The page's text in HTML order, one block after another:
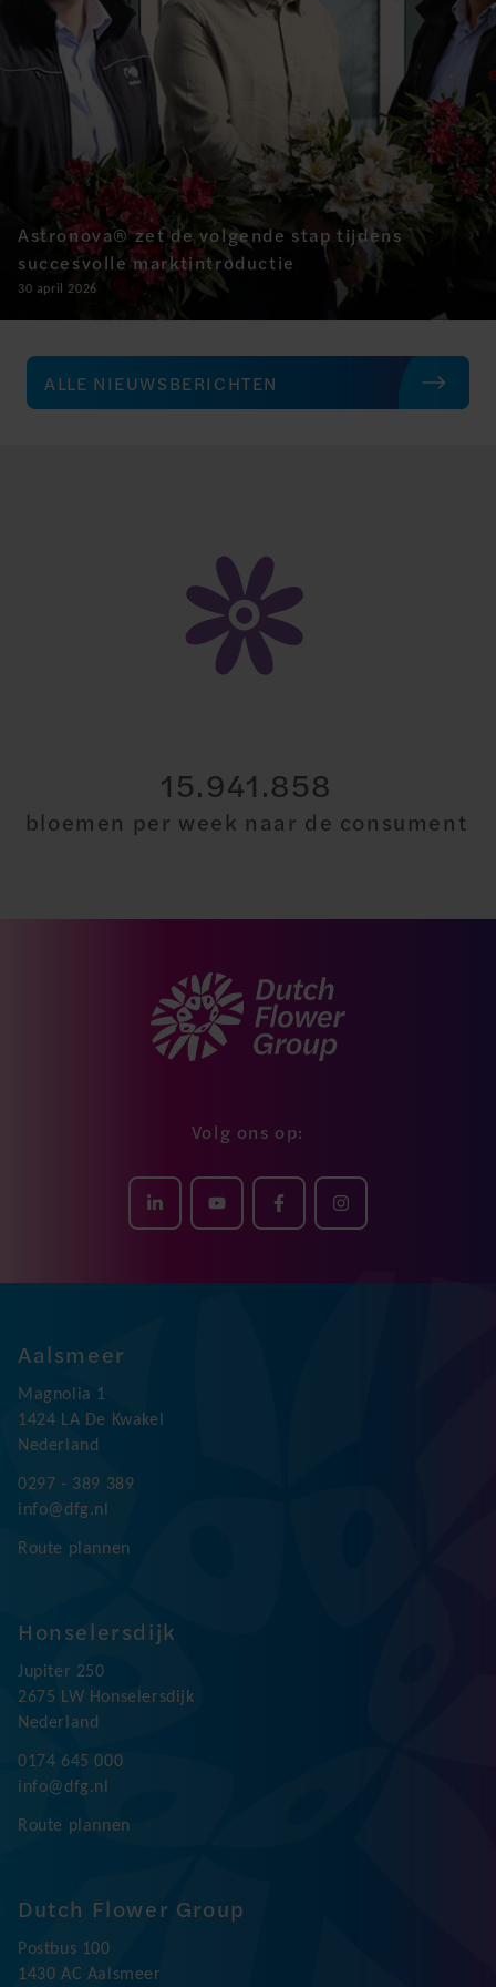
Astronova® zet de volgende stap tijdens
succesvolle marktintroductie
30 april 2026
ALLE NIEUWSBERICHTEN
30.000.000
bloemen per week naar de consument
Volg ons op:
Aalsmeer
Magnolia 1
1424 LA De Kwakel
Nederland
0297 - 389 389
info@dfg.nl
Route plannen
Honselersdijk
Jupiter 250
2675 LW Honselersdijk
Nederland
0174 645 000
info@dfg.nl
Route plannen
Dutch Flower Group
Postbus 100
1430 AC Aalsmeer